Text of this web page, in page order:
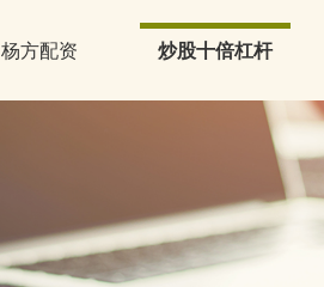
杨方配资 炒股十倍杠杆